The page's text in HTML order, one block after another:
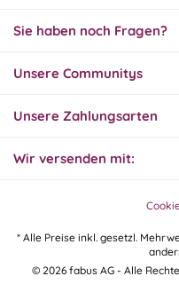
30.07.26
28.07.26▼
Sie haben noch Fragen?
Unsere Communitys
Unsere Zahlungsarten
Wir versenden mit:
* Alle Preise inkl. gesetzl.
© 2026 fabus AG - Alle